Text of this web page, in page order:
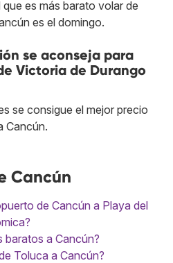
que es más barato volar de
es el domingo.
se aconseja para
Victoria de Durango
se consigue el mejor precio
Cancún.
Cancún
de Cancún a Playa del
baratos a Cancún?
Toluca a Cancún?